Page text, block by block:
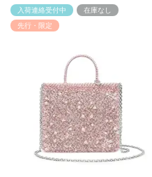
入荷連絡受付中
在庫なし
先行・限定